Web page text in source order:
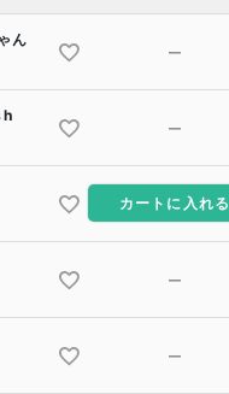
ん
—
—
カートに入れる
—
—